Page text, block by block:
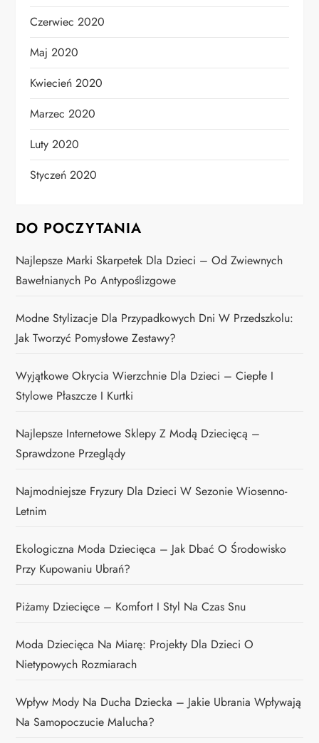
Czerwiec 2020
Maj 2020
Kwiecień 2020
Marzec 2020
Luty 2020
Styczeń 2020
DO POCZYTANIA
Najlepsze Marki Skarpetek Dla Dzieci – Od Zwiewnych
Bawełnianych Po Antypoślizgowe
Modne Stylizacje Dla Przypadkowych Dni W Przedszkolu:
Jak Tworzyć Pomysłowe Zestawy?
Wyjątkowe Okrycia Wierzchnie Dla Dzieci – Ciepłe I
Stylowe Płaszcze I Kurtki
Najlepsze Internetowe Sklepy Z Modą Dziecięcą –
Sprawdzone Przeglądy
Najmodniejsze Fryzury Dla Dzieci W Sezonie Wiosenno-
Letnim
Ekologiczna Moda Dziecięca – Jak Dbać O Środowisko
Przy Kupowaniu Ubrań?
Piżamy Dziecięce – Komfort I Styl Na Czas Snu
Moda Dziecięca Na Miarę: Projekty Dla Dzieci O
Nietypowych Rozmiarach
Wpływ Mody Na Ducha Dziecka – Jakie Ubrania Wpływają
Na Samopoczucie Malucha?